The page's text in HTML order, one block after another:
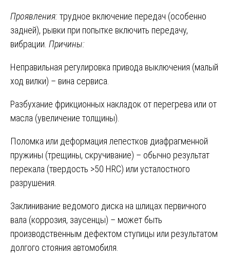
Проявления: трудное включение передач (особенно
задней), рывки при попытке включить передачу,
вибрации. Причины:
Неправильная регулировка привода выключения (малый
ход вилки) – вина сервиса.
Разбухание фрикционных накладок от перегрева или от
масла (увеличение толщины).
Поломка или деформация лепестков диафрагменной
пружины (трещины, скручивание) – обычно результат
перекала (твердость >50 HRC) или усталостного
разрушения.
Заклинивание ведомого диска на шлицах первичного
вала (коррозия, заусенцы) – может быть
производственным дефектом ступицы или результатом
долгого стояния автомобиля.